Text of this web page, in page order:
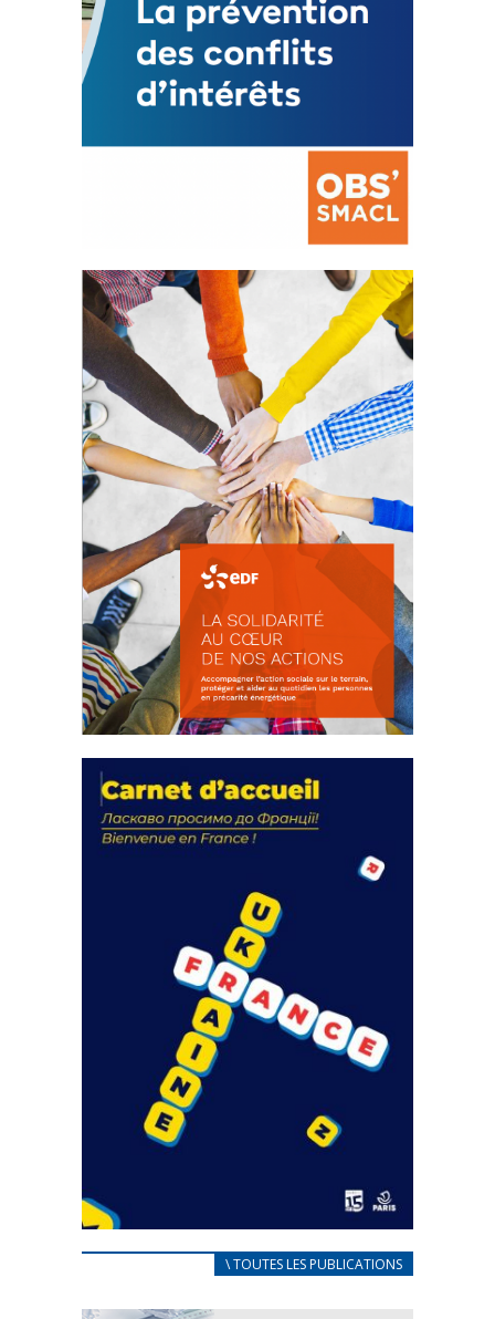
La prévention des conflits
d’intérêts
18 septembre 2023
FEUILLETER
actions
18 septembre 2023
FEUILLETER
CARNET D’ACCUEIL
25 avril 2022
\ TOUTES LES PUBLICATIONS